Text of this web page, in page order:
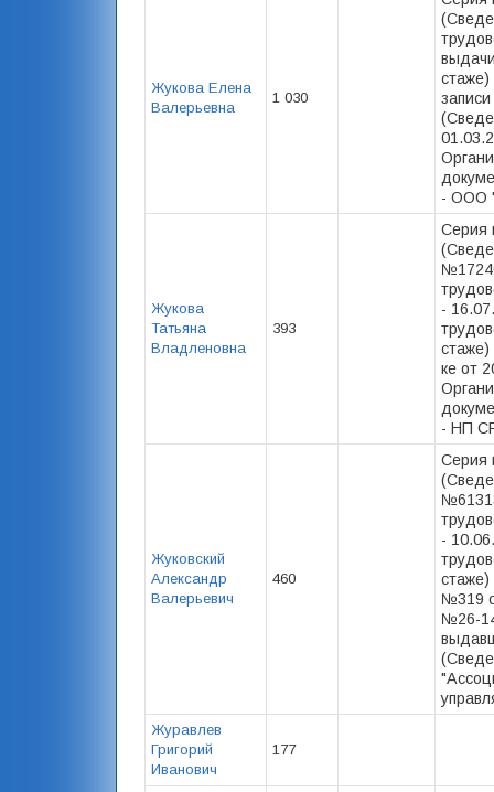
Жукова Елена
Валерьевна
1 030
- ООО
Жукова
Татьяна
Владленовна
393
Серия
-
стаже)
ке от
- НП
Жуковский
Александр
Валерьевич
460
Серия
-
стаже)
№319
№26-
Журавлев
Григорий
Иванович
177